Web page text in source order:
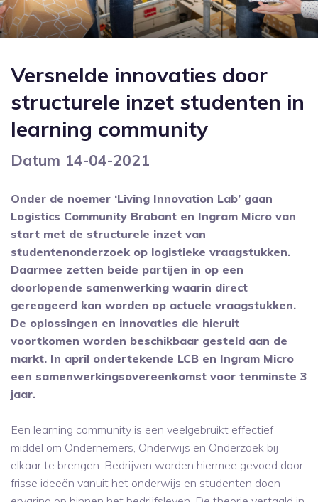
Versnelde innovaties door
structurele inzet studenten in
learning community
Datum 14-04-2021
Onder de noemer ‘Living Innovation Lab’ gaan
Logistics Community Brabant en Ingram Micro van
start met de structurele inzet van
studentenonderzoek op logistieke vraagstukken.
Daarmee zetten beide partijen in op een
doorlopende samenwerking waarin direct
gereageerd kan worden op actuele vraagstukken.
De oplossingen en innovaties die hieruit
voortkomen worden beschikbaar gesteld aan de
markt. In april ondertekende LCB en Ingram Micro
een samenwerkingsovereenkomst voor tenminste 3
jaar.
Een learning community is een veelgebruikt effectief
middel om Ondernemers, Onderwijs en Onderzoek bij
elkaar te brengen. Bedrijven worden hiermee gevoed door
frisse ideeën vanuit het onderwijs en studenten doen